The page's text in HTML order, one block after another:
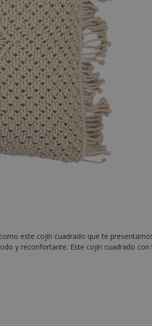
este cojín cuadrado que te
y reconfortante. Este cojín cuadrado